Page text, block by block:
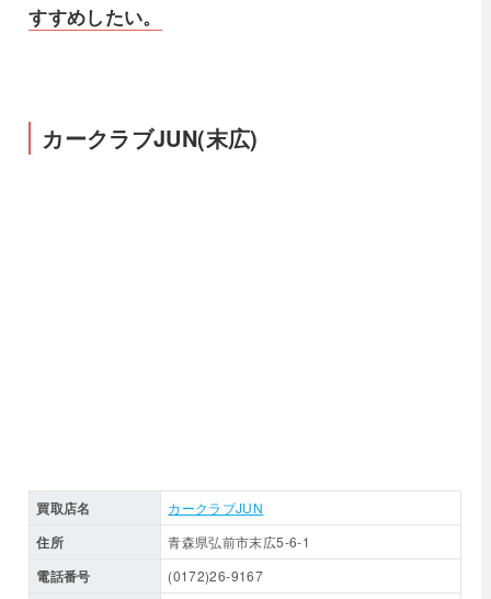
すすめしたい。
カークラブJUN(末広)
買取店名 カークラブJUN
住所 青森県弘前市末広5-6-1
電話番号 (0172)26-9167